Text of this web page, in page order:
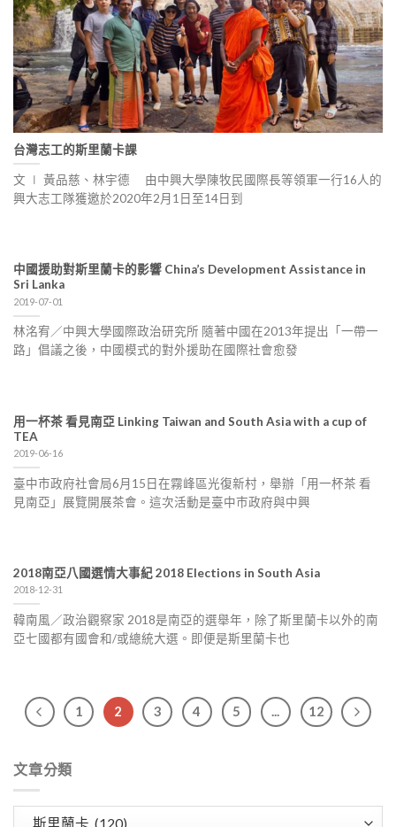
台灣志工的斯里蘭卡課
文 ∣ 黃品慈、林宇德 由中興大學陳牧民國際長等領軍一行16人的
興大志工隊獲邀於2020年2月1日至14日到
中國援助對斯里蘭卡的影響 China’s Development Assistance in
Sri Lanka
2019-07-01
林洺宥／中興大學國際政治研究所 隨著中國在2013年提出「一帶一
路」倡議之後，中國模式的對外援助在國際社會愈發
用一杯茶 看見南亞 Linking Taiwan and South Asia with a cup of
TEA
2019-06-16
臺中市政府社會局6月15日在霧峰區光復新村，舉辦「用一杯茶 看
見南亞」展覽開展茶會。這次活動是臺中巿政府與中興
2018南亞八國選情大事紀 2018 Elections in South Asia
2018-12-31
韓南風／政治觀察家 2018是南亞的選舉年，除了斯里蘭卡以外的南
亞七國都有國會和/或總統大選。即便是斯里蘭卡也
1 2 3 4 5 ... 12
文章分類